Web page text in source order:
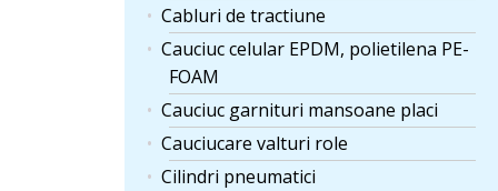
Cabluri de tractiune
Cauciuc celular EPDM, polietilena PE-
FOAM
Cauciuc garnituri mansoane placi
Cauciucare valturi role
Cilindri pneumatici